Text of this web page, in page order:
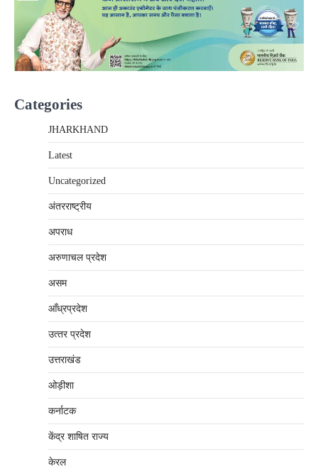
Categories
JHARKHAND
Latest
Uncategorized
अंतरराष्‍ट्रीय
अपराध
अरुणाचल प्रदेश
असम
आँध्रप्रदेश
उत्‍तर प्रदेश
उत्तराखंड
ओड़ीशा
कर्नाटक
केंद्र शाषित राज्य
केरल